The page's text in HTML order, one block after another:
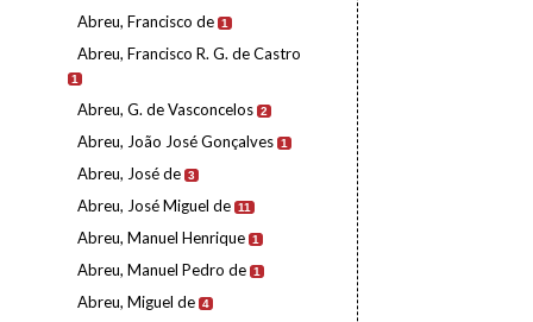
Abreu, Francisco de 1
Abreu, Francisco R. G. de Castro
1
Abreu, G. de Vasconcelos 2
Abreu, João José Gonçalves 1
Abreu, José de 3
Abreu, José Miguel de 11
Abreu, Manuel Henrique 1
Abreu, Manuel Pedro de 1
Abreu, Miguel de 4